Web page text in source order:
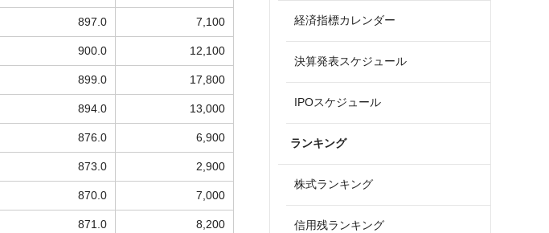
897.0 7,100
900.0 12,100
899.0 17,800
894.0 13,000
876.0 6,900
873.0 2,900
870.0 7,000
871.0 8,200
経済指標カレンダー
決算発表スケジュール
IPOスケジュール
ランキング
株式ランキング
信用残ランキング